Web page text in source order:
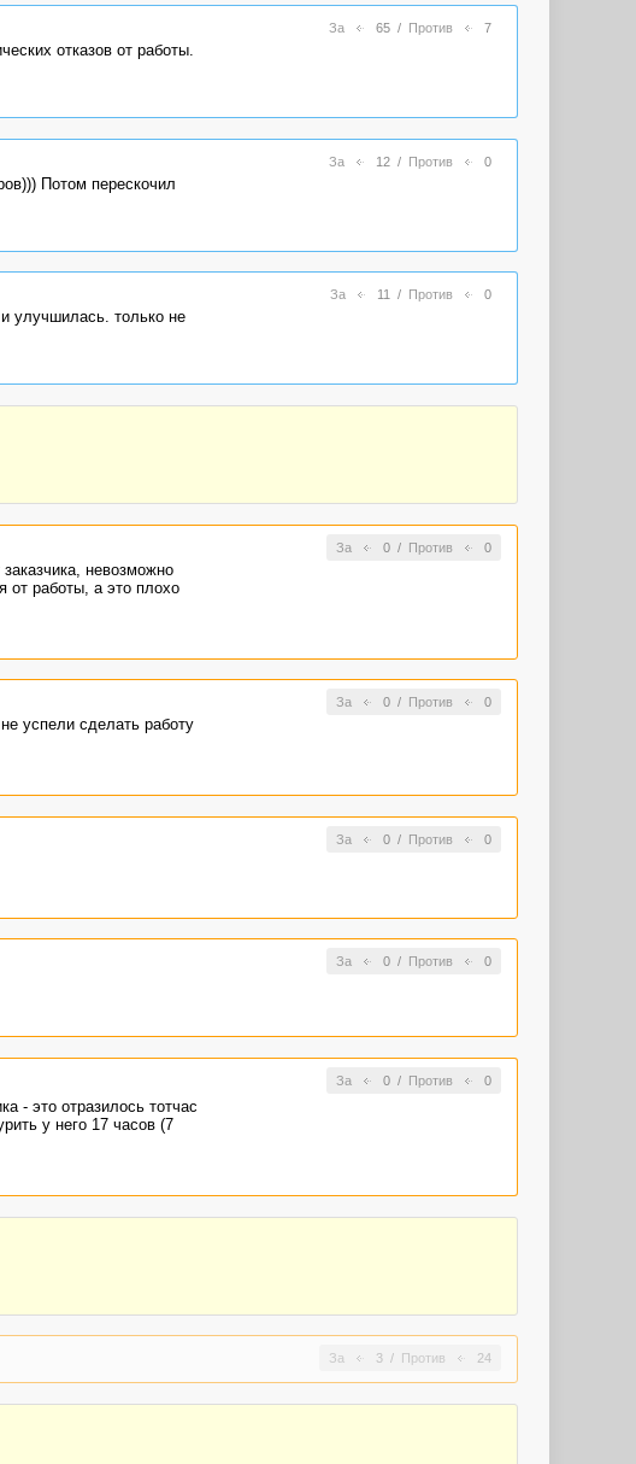
За 65/ Против 7
отказов от работы.
За 12/ Против 0
Потом перескочил
За 11 / Против 0
улучшилась. только не
За 0/ Против 0
невозможно
от работы, а это плохо
За 0/ Против 0
успели сделать работу
За 0/ Против 0
За 0/ Против 0
За 0/ Против 0
- это отразилось тотчас
у него 17 часов (7
За 3/ Против 24